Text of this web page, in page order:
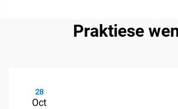
Praktiese
28
Oct